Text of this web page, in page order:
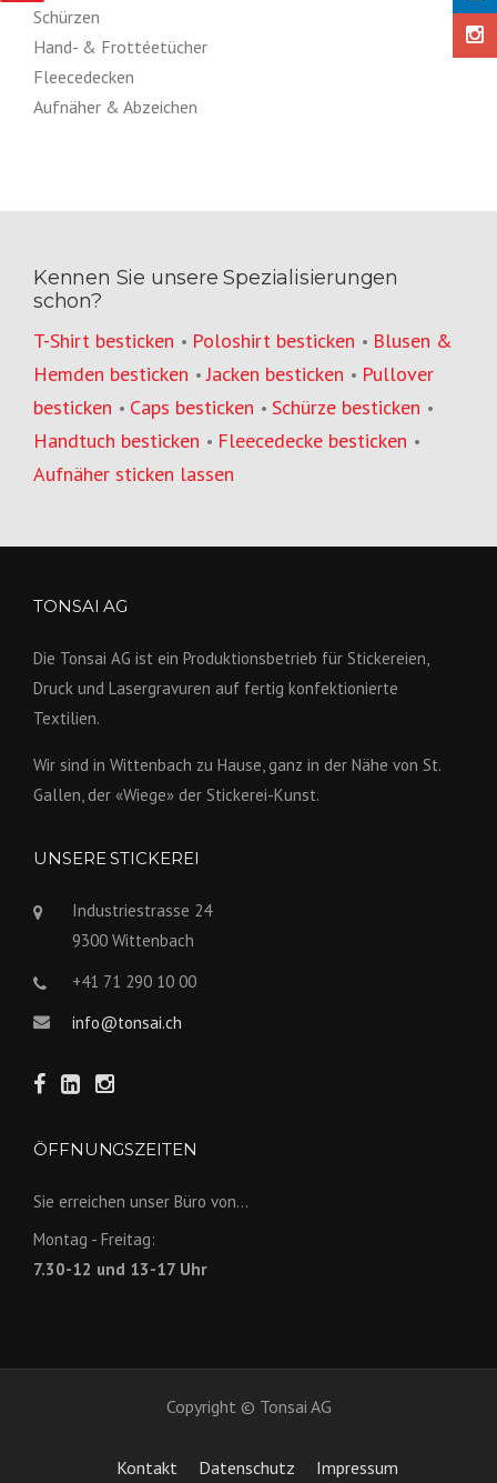
Schürzen
Hand- & Frottéetücher
Fleecedecken
Aufnäher & Abzeichen
Kennen Sie unsere Spezialisierungen
schon?
T-Shirt besticken • Poloshirt besticken • Blusen &
Hemden besticken •Jacken besticken • Pullover
besticken • Caps besticken • Schürze besticken •
Handtuch besticken • Fleecedecke besticken •
Aufnäher sticken lassen
TONSAI AG
Die Tonsai AG ist ein Produktions­betrieb für Stickereien,
Druck und Lasergravuren auf fertig konfek­tionierte
Textilien.
Wir sind in Wittenbach zu Hause, ganz in der Nähe von St.
Gallen, der «Wiege» der Stickerei-Kunst.
UNSERE STICKEREI
Industriestrasse 24
9300 Wittenbach
+41 71 290 10 00
info@tonsai.ch
ÖFFNUNGSZEITEN
Sie erreichen unser Büro von...
Montag - Freitag:
7.30-12 und 13-17 Uhr
Copyright © Tonsai AG
Kontakt Datenschutz Impressum